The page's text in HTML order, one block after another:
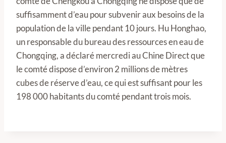
suffisamment d’eau pour subvenir aux besoins de la
population de la ville pendant 10 jours. Hu Honghao,
un responsable du bureau des ressources en eau de
Chongqing, a déclaré mercredi au Chine Direct que
le comté dispose d’environ 2 millions de mètres
cubes de réserve d’eau, ce qui est suffisant pour les
198 000 habitants du comté pendant trois mois.